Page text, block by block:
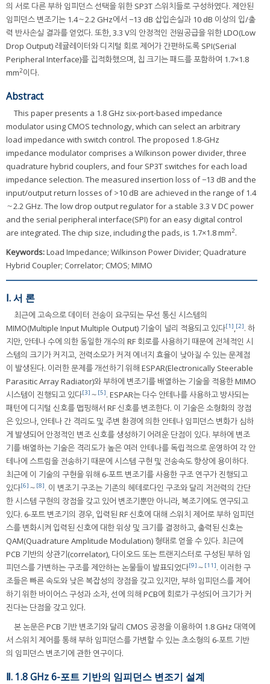
의 서로 다른 부하 임피던스 선택을 위한 SP3T 스위치들로 구성하였다. 제안된
임피던스 변조기는 1.4～2.2 GHz에서 −13 dB 삽입손실과 10 dB 이상의 입/출
력 반사손실 결과를 얻었다. 또한, 3.3 V의 안정적인 전원공급을 위한 LDO(Low
Drop Output) 레귤레이터와 디지털 회로 제어가 간편하도록 SPI(Serial
Peripheral Interface)를 집적화했으며, 칩 크기는 패드를 포함하여 1.7×1.8
mm2이다.
Abstract
This paper presents a 1.8 GHz six-port-based impedance
modulator using CMOS technology, which can select an arbitrary
load impedance with switch control. The proposed 1.8-GHz
impedance modulator comprises a Wilkinson power divider, three
quadrature hybrid couplers, and four SP3T switches for each load
impedance selection. The measured insertion loss of −13 dB and the
input/output return losses of >10 dB are achieved in the range of 1.4
～2.2 GHz. The low drop output regulator for a stable 3.3 V DC power
and the serial peripheral interface(SPI) for an easy digital control
are integrated. The chip size, including the pads, is 1.7×1.8 mm2.
Keywords:Load Impedance; Wilkinson Power Divider; Quadrature
Hybrid Coupler; Correlator; CMOS; MIMO
Ⅰ. 서 론
최근에 고속으로 데이터 전송이 요구되는 무선 통신 시스템의
MIMO(Multiple Input Multiple Output) 기술이 널리 적용되고 있다[1],[2]. 하
지만, 안테나 수에 의한 동일한 개수의 RF 회로를 사용하기 때문에 전체적인 시
스템의 크기가 커지고, 전력소모가 커져 에너지 효율이 낮아질 수 있는 문제점
이 발생된다. 이러한 문제를 개선하기 위해 ESPAR(Electronically Steerable
Parasitic Array Radiator)와 부하에 변조기를 배열하는 기술을 적용한 MIMO
시스템이 진행되고 있다[3] ～ [5]. ESPAR는 다수 안테나를 사용하고 방사되는
패턴에 디지털 신호를 맵핑해서 RF 신호를 변조한다. 이 기술은 소형화의 장점
은 있으나, 안테나 간 격리도 및 주변 환경에 의한 안테나 임피던스 변화가 심하
게 발생되어 안정적인 변조 신호를 생성하기 어려운 단점이 있다. 부하에 변조
기를 배열하는 기술은 격리도가 높은 여러 안테나를 독립적으로 운영하여 각 안
테나에 스트림을 전송하기 때문에 시스템 구현 및 전송속도 향상에 용이하다.
최근에 이 기술의 구현을 위해 6-포트 변조기를 사용한 구조 연구가 진행되고
있다[6] ～ [8]. 이 변조기 구조는 기존의 헤테로다인 구조와 달리 저전력의 간단
한 시스템 구현의 장점을 갖고 있어 변조기뿐만 아니라, 복조기에도 연구되고
있다. 6-포트 변조기의 경우, 입력된 RF 신호에 대해 스위치 제어로 부하 임피던
스를 변화시켜 입력된 신호에 대한 위상 및 크기를 결정하고, 출력된 신호는
QAM(Quadrature Amplitude Modulation) 형태로 얻을 수 있다. 최근에
PCB 기반의 상관기(correlator), 다이오드 또는 트랜지스터로 구성된 부하 임
피던스를 가변하는 구조를 제안하는 논물들이 발표되었다[9] ～ [11]. 이러한 구
조들은 빠른 속도와 낮은 복잡성의 장점을 갖고 있지만, 부하 임피던스를 제어
하기 위한 바이어스 구성과 소자, 선에 의해 PCB에 회로가 구성되어 크기가 커
진다는 단점을 갖고 있다.
본 논문은 PCB 기반 변조기와 달리 CMOS 공정을 이용하여 1.8 GHz 대역에
서 스위치 제어를 통해 부하 임피던스를 가변할 수 있는 초소형의 6-포트 기반
의 임피던스 변조기에 관한 연구이다.
Ⅱ. 1.8 GHz 6-포트 기반의 임피던스 변조기 설계